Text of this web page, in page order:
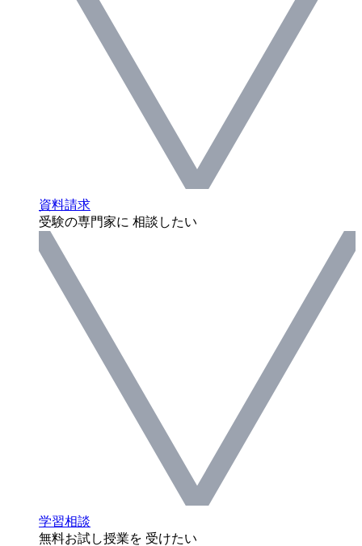
資料請求
受験の専門家に 相談したい
学習相談
無料お試し授業を 受けたい